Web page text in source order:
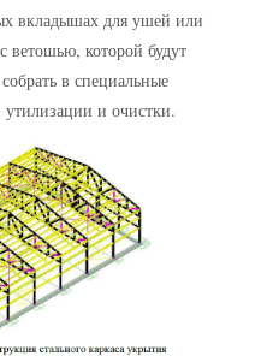
вкладышах для ушей или
ветошью, которой будут
в специальные
и очистки.